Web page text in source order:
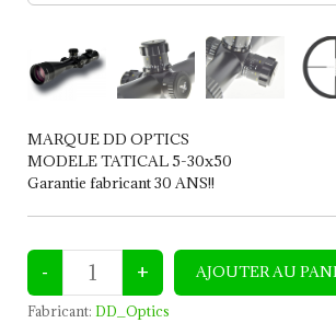
MARQUE DD OPTICS
MODELE TATICAL 5-30x50
Garantie fabricant 30 ANS!!
Fabricant: DD_Optics